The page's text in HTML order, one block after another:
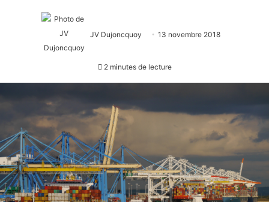
JV Dujoncquoy 13 novembre 2018
2 minutes de lecture